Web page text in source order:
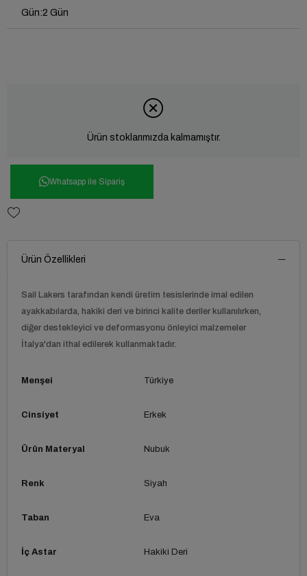
Gün:2 Gün
Ürün stoklarımızda kalmamıştır.
Whatsapp ile Sipariş
Ürün Özellikleri
Sail Lakers tarafından kendi üretim tesislerinde imal edilen
ayakkabılarda, hakiki deri ve birinci kalite deriler kullanılırken,
diğer destekleyici ve deformasyonu önleyici malzemeler
İtalya'dan ithal edilerek kullanmaktadır.
Menşei Türkiye
Cinsiyet Erkek
Ürün Materyal Nubuk
Renk Siyah
Taban Eva
İç Astar Hakiki Deri